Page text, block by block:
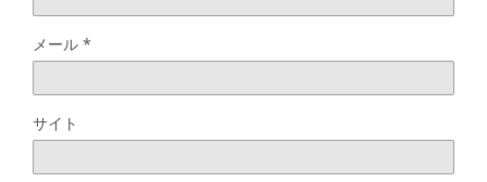
メール *
サイト